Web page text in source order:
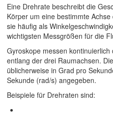
Eine Drehrate beschreibt die
Körper um eine bestimmte
sie häufig als
wichtigsten Messgrößen für die
Gyroskope messen
entlang der drei Raumachsen.
üblicherweise in Grad pro
Sekunde (rad/s) angegeben.
Beispiele für Drehraten sind: